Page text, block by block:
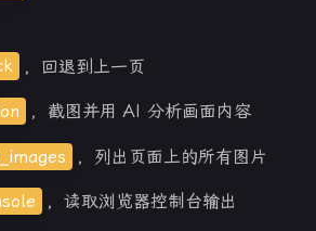
，回退到上一页
，截图并用 AI 分析画面内容
，列出页面上的所有图片
，读取浏览器控制台输出